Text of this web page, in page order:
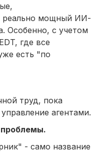
реально мощный ИИ-
Особенно, с учетом
где все
есть "по
труд, пока
агентами.
проблемы.
- само название